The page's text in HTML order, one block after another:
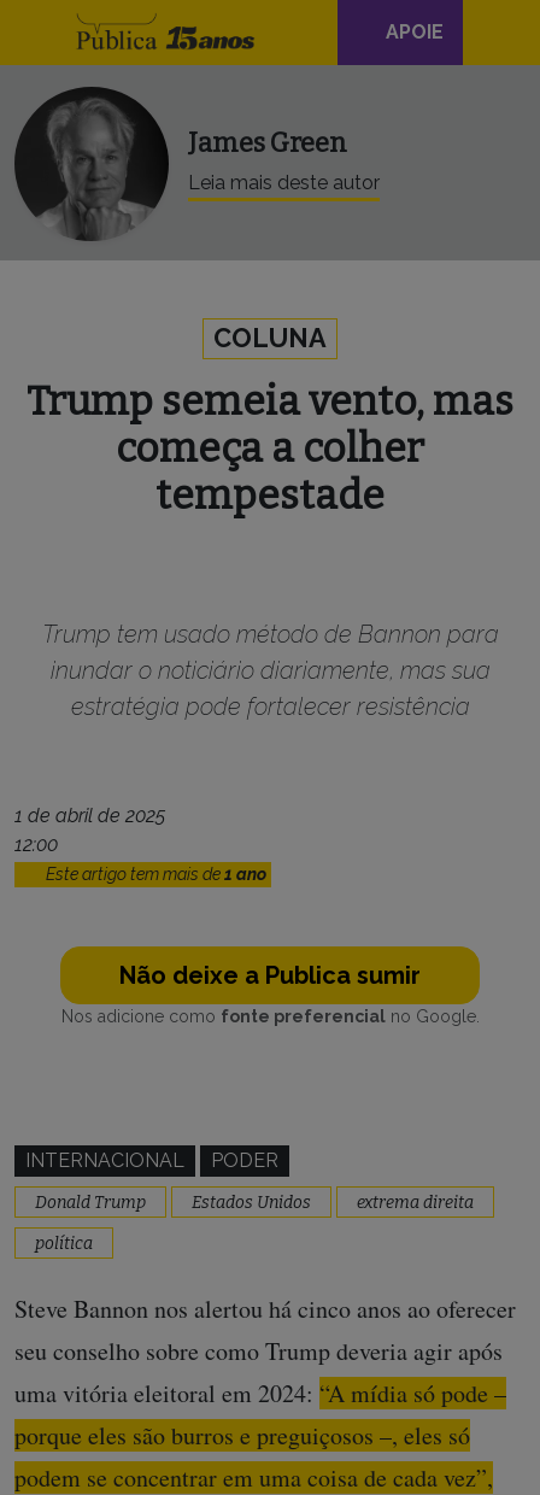
Skip to content
Navegação
principal
APOIE
James Green
Leia mais deste autor
COLUNA
Trump semeia vento, mas
começa a colher
tempestade
Trump tem usado método de Bannon para
inundar o noticiário diariamente, mas sua
estratégia pode fortalecer resistência
1 de abril de 2025
12:00
Este artigo tem mais de1 ano
Não deixe a Publica sumir
Nos adicione como fonte preferencialno Google.
INTERNACIONAL PODER
Donald Trump Estados Unidos
extrema direita
política
Steve Bannon nos alertou há cinco anos ao oferecer
seu conselho sobre como Trump deveria agir após
uma vitória eleitoral em 2024: “A mídia só pode –
porque eles são burros e preguiçosos –, eles só
podem se concentrar em uma coisa de cada vez”,